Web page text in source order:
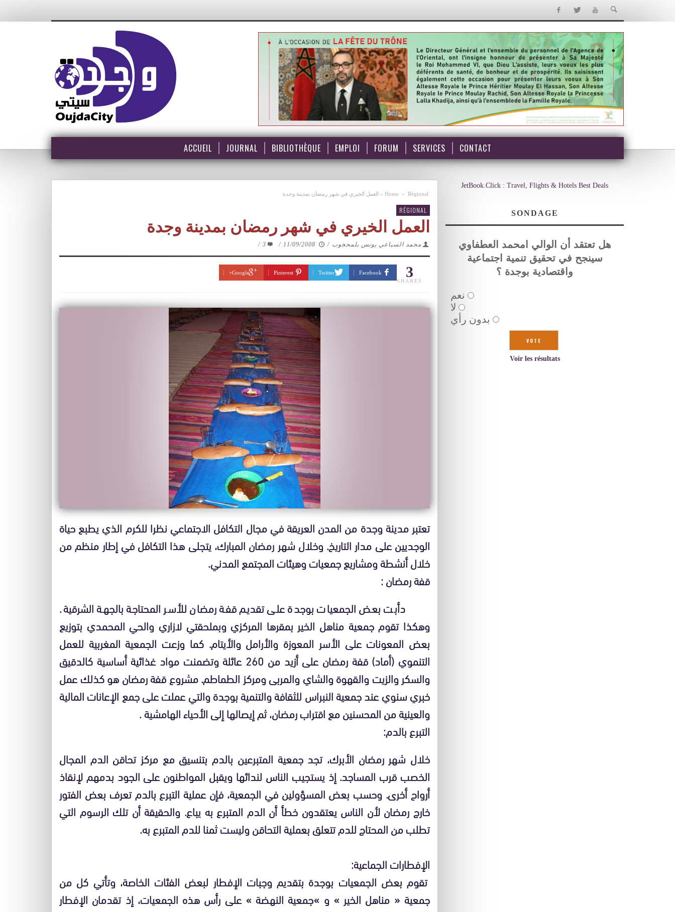
ACCUEIL JOURNAL BIBLIOTHÈQUE EMPLOI FORUM SERVICES CONTACT
Home » Régional
» العمل الخيري في شهر رمضان بمدينة وجدة
RÉGIONAL
العمل الخيري في شهر رمضان بمدينة وجدة
محمد السباعي يونس بلمحجوب /
11/09/2008
/
3
/
3
SHARES
Facebook
Twitter
Pinterest
Google+
تعتبر مدينة وجدة من المدن العريقة في مجال التكافل الاجتماعي نظرا للكرم الذي يطبع حياة
الوجديين على مدار التاريخ. وخلال شهر رمضان المبارك، يتجلى هذا التكافل في إطار منظم من
خلال أنشطة ومشاريع جمعيات وهيئات المجتمع المدني.
قفة رمضان :
دأبت بعض الجمعيات بوجدة على تقديم قفة رمضان للأسر المحتاجة بالجهة الشرقية.
وهكذا تقوم جمعية مناهل الخير بمقرها المركزي وبملحقتي لازاري والحي المحمدي بتوزيع
بعض المعونات على الأسر المعوزة والأرامل والأيتام. كما وزعت الجمعية المغربية للعمل
التنموي (أماد) قفة رمضان على أزيد من 260 عائلة وتضمنت مواد غذائية أساسية كالدقيق
والسكر والزيت والقهوة والشاي والمربى ومركز الطماطم. مشروع قفة رمضان هو كذلك عمل
خبري سنوي عند جمعية النبراس للثقافة والتنمية بوجدة والتي عملت على جمع الإعانات المالية
والعينية من المحسنين مع اقتراب رمضان، ثم إيصالها إلى الأحياء الهامشية .
التبرع بالدم:
خلال شهر رمضان الأبرك، تجد جمعية المتبرعين بالدم بتنسيق مع مركز تحاقن الدم المجال
الخصب قرب المساجد. إذ يستجيب الناس لندائها ويقبل المواطنون على الجود بدمهم لإنقاذ
أرواح أخرى. وحسب بعض المسؤولين في الجمعية، فإن عملية التبرع بالدم تعرف بعض الفتور
خارج رمضان لأن الناس يعتقدون خطأ أن الدم المتبرع به يباع. والحقيقة أن تلك الرسوم التي
تطلب من المحتاج للدم تتعلق بعملية التحاقن وليست ثمنا للدم المتبرع به.
الإفطارات الجماعية:
تقوم بعض الجمعيات بوجدة بتقديم وجبات الإفطار لبعض الفئات الخاصة، وتأتي كل من
جمعية « مناهل الخير » و »جمعية النهضة » على رأس هذه الجمعيات، إذ تقدمان الإفطار
JetBook.Click : Travel, Flights & Hotels Best Deals
SONDAGE
هل تعتقد أن الوالي امحمد العطفاوي
سينجح في تحقيق تنمية اجتماعية
واقتصادية بوجدة ؟
نعم
لا
بدون رأي
Voir les résultats